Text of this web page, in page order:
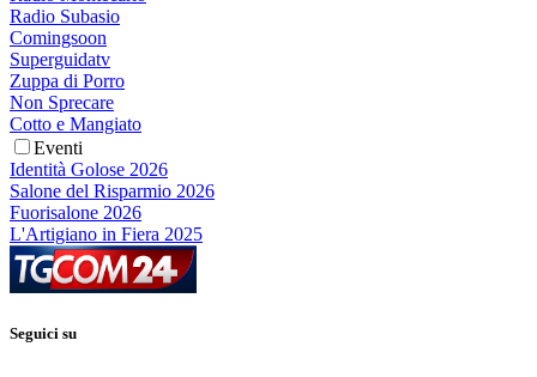
Radio Subasio
Comingsoon
Superguidatv
Zuppa di Porro
Non Sprecare
Cotto e Mangiato
Eventi
Identità Golose 2026
Salone del Risparmio 2026
Fuorisalone 2026
L'Artigiano in Fiera 2025
Seguici su